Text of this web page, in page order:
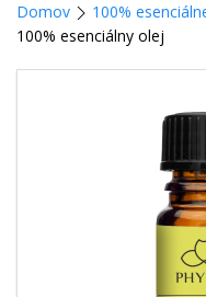
Domov 100%
100% esenciálny olej